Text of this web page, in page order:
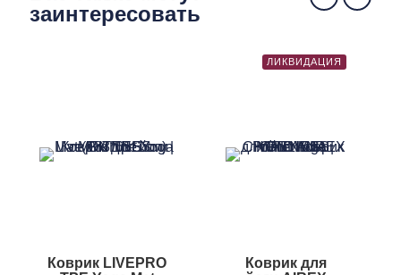
заинтересовать
Коврик LIVEPRO
ЛИКВИДАЦИЯ
Коврик для